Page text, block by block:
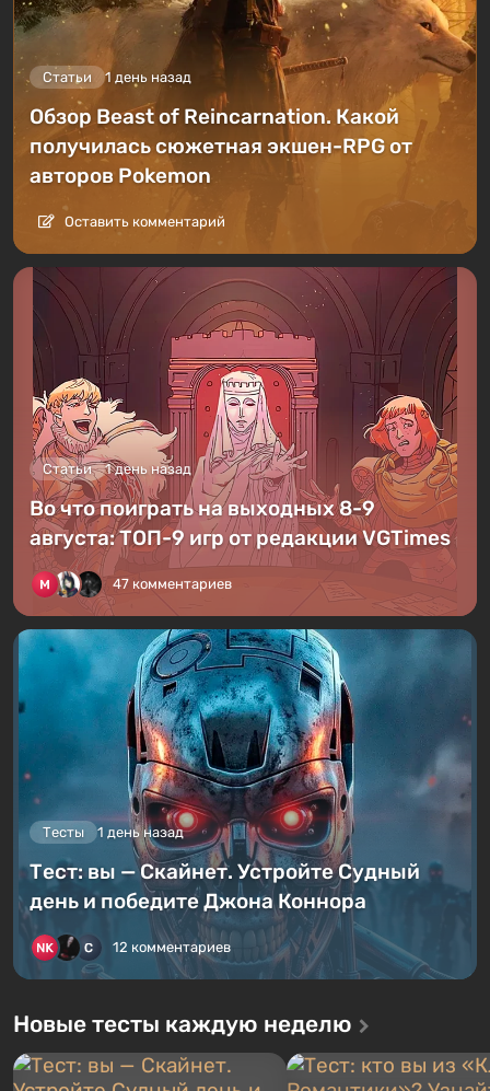
Статьи 1 день назад
Обзор Beast of Reincarnation. Какой
получилась сюжетная экшен-RPG от
авторов Pokemon
Оставить комментарий
Статьи 1 день назад
Во что поиграть на выходных 8-9
августа: ТОП-9 игр от редакции VGTimes
47 комментариев
Тесты 1 день назад
Тест: вы — Скайнет. Устройте Судный
день и победите Джона Коннора
12 комментариев
Новые тесты каждую неделю